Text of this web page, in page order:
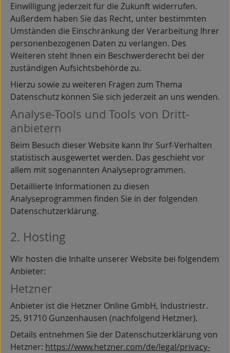
Einwilligung jederzeit für die Zukunft widerrufen.
Außerdem haben Sie das Recht, unter bestimmten
Umständen die Einschränkung der Verarbeitung Ihrer
personenbezogenen Daten zu verlangen. Des
Weiteren steht Ihnen ein Beschwerderecht bei der
zuständigen Aufsichtsbehörde zu.
Hierzu sowie zu weiteren Fragen zum Thema
Datenschutz können Sie sich jederzeit an uns wenden.
Analyse-Tools und Tools von Dritt­
anbietern
Beim Besuch dieser Website kann Ihr Surf-Verhalten
statistisch ausgewertet werden. Das geschieht vor
allem mit sogenannten Analyseprogrammen.
Detaillierte Informationen zu diesen
Analyseprogrammen finden Sie in der folgenden
Datenschutzerklärung.
2. Hosting
Wir hosten die Inhalte unserer Website bei folgendem
Anbieter:
Hetzner
Anbieter ist die Hetzner Online GmbH, Industriestr.
25, 91710 Gunzenhausen (nachfolgend Hetzner).
Details entnehmen Sie der Datenschutzerklärung von
Hetzner: https://www.hetzner.com/de/legal/privacy-